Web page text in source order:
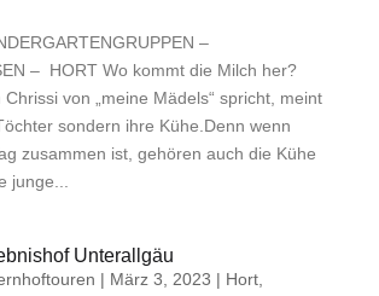
–
– HORT Wo kommt die Milch her?
von „meine Mädels“ spricht, meint
sondern ihre Kühe.Denn wenn
zusammen ist, gehören auch die Kühe
junge...
Unterallgäu
| März 3, 2023 | Hort,